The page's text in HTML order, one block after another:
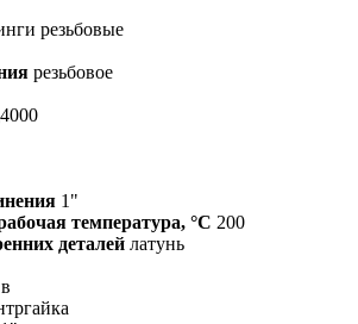
резьбовые
резьбовое
1"
температура, °С 200
деталей латунь
в